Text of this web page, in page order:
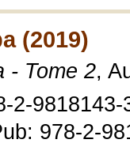
(2019)
- Tome 2,
2-9818143-
978-2-